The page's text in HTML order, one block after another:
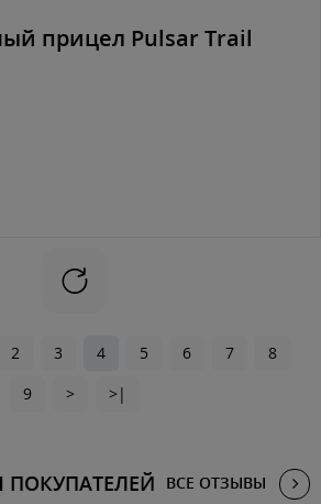
прицел Pulsar Trail
2 3 4 5 6 7
8
9
> >|
ВСЕ ОТЗЫВЫ